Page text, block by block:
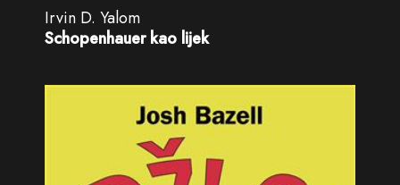
Irvin D. Yalom
Schopenhauer kao lijek